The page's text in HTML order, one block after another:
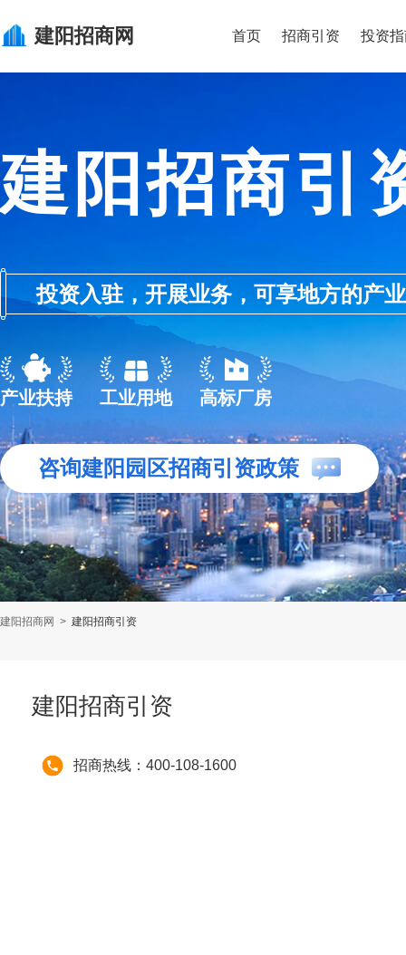
建阳招商网 首页 招商引资 投资
建阳招商引
投资入驻，开展业务，可享地方的产
产业扶持 工业用地 高标厂房
咨询建阳园区招商引资政策
建阳招商网 > 建阳招商引资
建阳招商引资
招商热线：400-108-1600